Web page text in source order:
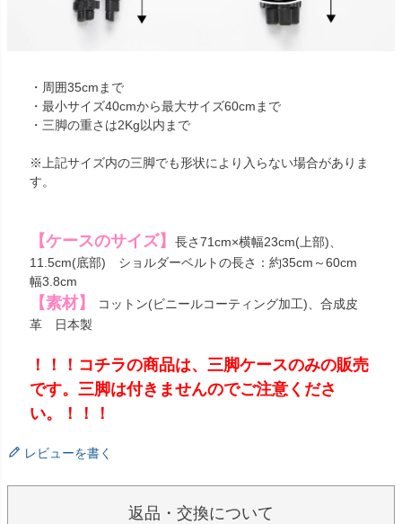
・周囲35cmまで
・最小サイズ40cmから最大サイズ60cmまで
・三脚の重さは2Kg以内まで
※上記サイズ内の三脚でも形状により入らない場合がありま
す。
【ケースのサイズ】
長さ71cm×横幅23cm(上部)、
11.5cm(底部) ショルダーベルトの長さ：約35cm～60cm
幅3.8cm
【素材】
コットン(ビニールコーティング加工)、合成皮
革 日本製
！！！コチラの商品は、三脚ケースのみの販売
です。三脚は付きませんのでご注意くださ
い。！！！
レビューを書く
返品・交換について